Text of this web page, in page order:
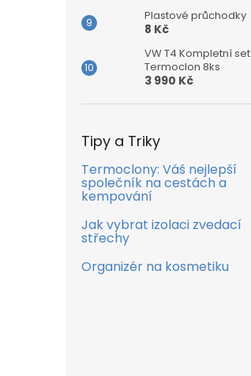
Plastové průchodky
8 Kč
VW T4 Kompletní set
Termoclon 8ks
3 990 Kč
Tipy a Triky
Termoclony: Váš nejlepší
společník na cestách a
kempování
Jak vybrat izolaci zvedací
střechy
Organizér na kosmetiku